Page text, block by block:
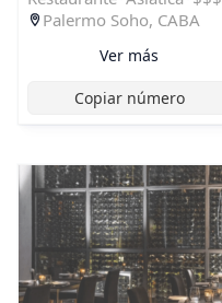
Palermo Soho, CABA
Ver más
Copiar número